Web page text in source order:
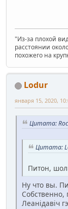
"Из-за плохой
расстоянии
похожего на
Lodur
января 15, 2020,
Цитата:
Цитата:
Питон,
Ну что вы.
Собственно,
Леанiдавiч